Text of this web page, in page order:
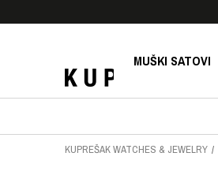
MUŠKI SATOVI
KUPREŠAK WATCHES & JEWELRY